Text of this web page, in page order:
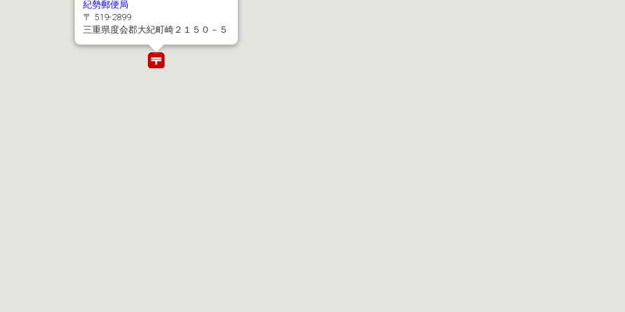
紀勢郵便局
〒 519-2899
三重県度会郡大紀町崎２１５０－５